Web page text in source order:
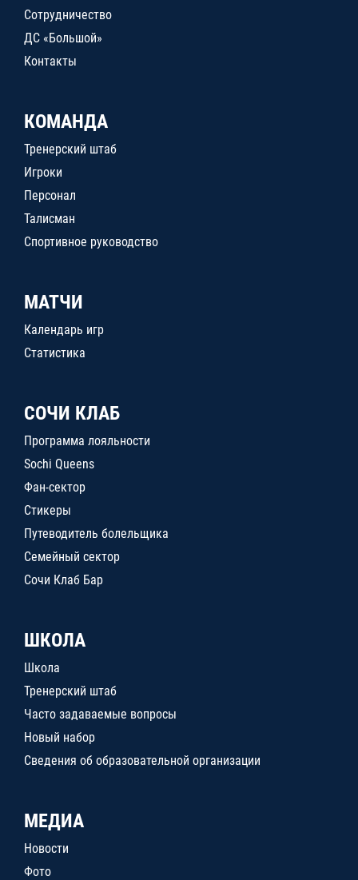
Сотрудничество
ДС «Большой»
Контакты
КОМАНДА
Тренерский штаб
Игроки
Персонал
Талисман
Спортивное руководство
МАТЧИ
Календарь игр
Статистика
СОЧИ КЛАБ
Программа лояльности
Sochi Queens
Фан-сектор
Стикеры
Путеводитель болельщика
Семейный сектор
Сочи Клаб Бар
ШКОЛА
Школа
Тренерский штаб
Часто задаваемые вопросы
Новый набор
Сведения об образовательной организации
МЕДИА
Новости
Фото